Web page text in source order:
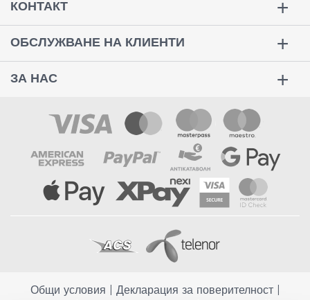
КОНТАКТ
ОБСЛУЖВАНЕ НА КЛИЕНТИ
ЗА НАС
Общи условия Декларация за поверителност|